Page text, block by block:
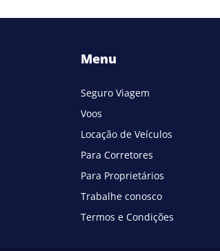
Menu
Seguro Viagem
Voos
Locação de Veículos
Para Corretores
Para Proprietários
Trabalhe conosco
Termos e Condições